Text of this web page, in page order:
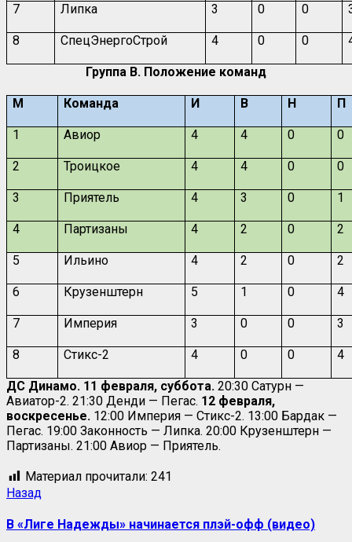
7 Липка 3 0 0
8 СпецЭнергоСтрой 4 0 0
Группа B. Положение команд
М Команда И В Н П
1 Авиор 4 4 0 0
2 Троицкое 4 4 0 0
3 Приятель 4 3 0 1
4 Партизаны 4 2 0 2
5 Ильино 4 2 0 2
6 Крузенштерн 5 1 0 4
7 Империя 3 0 0 3
8 Стикс-2 4 0 0 4
ДС Динамо. 11 февраля, суббота. 20:30 Сатурн —
Авиатор-2. 21:30 Денди — Пегас. 12 февраля,
воскресенье. 12:00 Империя — Стикс-2. 13:00 Бардак —
Пегас. 19:00 Законность — Липка. 20:00 Крузенштерн —
Партизаны. 21:00 Авиор — Приятель.
Материал прочитали: 241
Назад
В «Лиге Надежды» начинается плэй-офф (видео)